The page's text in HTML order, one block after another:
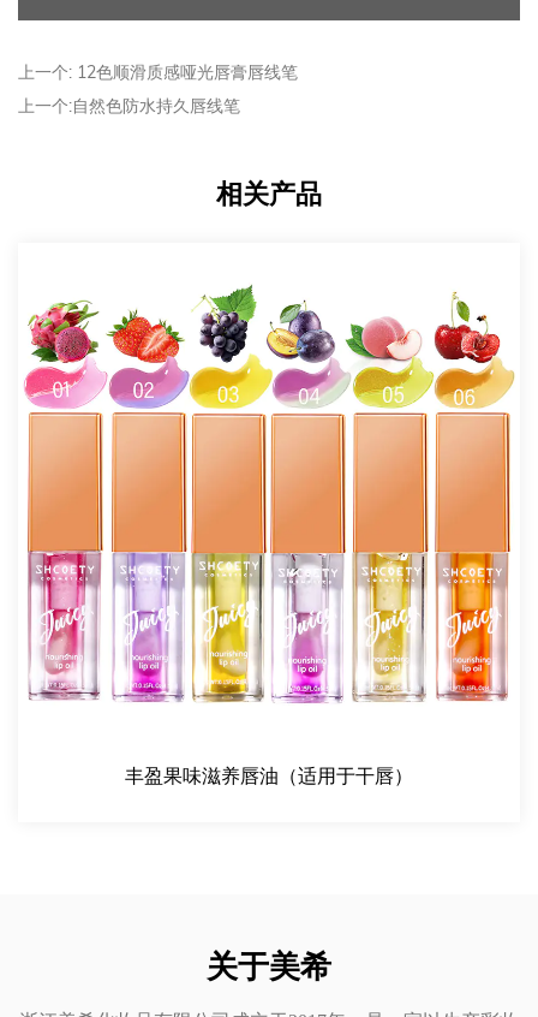
然橡木光滑高色素唇线笔的多功能性意味着您不需要为不同
高色素沉着和持久的磨损
满挑战的条件下，颜色持续保持真实和充满活力。无需频繁
安全温和的配方
对于那些关注化妆品成分的人来说，天然橡树光滑高色素唇
线笔采用天然、无害的成分制成。这款唇线笔不含有毒或有
害化学物质，对皮肤温和，适合日常使用。如果您担心敏感
或刺激，您可以放心使用该产品，因为它是在考虑到您的健
康和安全的情况下精心配制的。唇线笔适合所有皮肤类型，
是敏感皮肤人士的理想选择。
涂抹便捷
这款唇线笔的光滑乳霜质地使涂抹变得轻而易举。它毫不费
力地滑到嘴唇上，毫不费力地提供均匀的覆盖。无论您喜欢
锐利、轮廓分明的线条还是柔和、混合的边缘，这款唇线笔
都能让您实现您想要的外观。铅笔设计易于控制，确保您可
软，无需拉扯即可涂抹，但又足够坚固，可以保持其形状并
至在饭后、饮料后或户外活动后也是如此。无论您是在早上
喝咖啡还是与朋友一起享用午餐，您都可以相信您的嘴唇将
上一个: 12色顺滑质感哑光唇膏唇线笔
上一个:自然色防水持久唇线笔
相关产品
丰盈果味滋养唇油（适用于干唇）
关于美希